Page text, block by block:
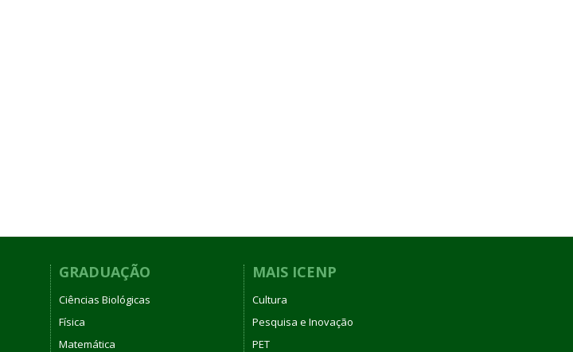
GRADUAÇÃO
Ciências Biológicas
Física
Matemática
MAIS ICENP
Cultura
Pesquisa e Inovação
PET